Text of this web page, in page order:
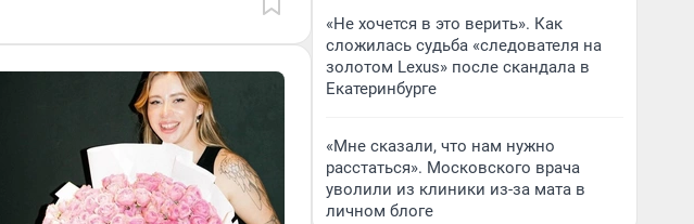
«Не хочется в это верить». Как
сложилась судьба «следователя на
золотом Lexus» после скандала в
Екатеринбурге
«Мне сказали, что нам нужно
расстаться». Московского врача
уволили из клиники из-за мата в
личном блоге